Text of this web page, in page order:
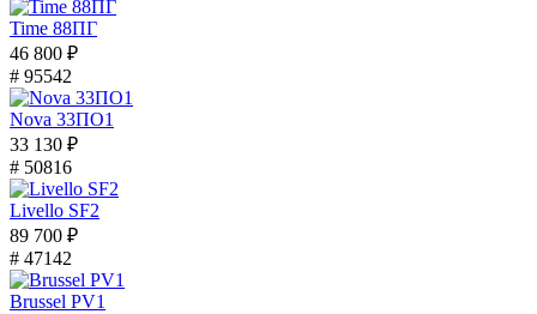
Time 88ПГ
46 800 ₽
# 95542
Nova 33ПО1
33 130 ₽
# 50816
Livello SF2
89 700 ₽
# 47142
Brussel PV1